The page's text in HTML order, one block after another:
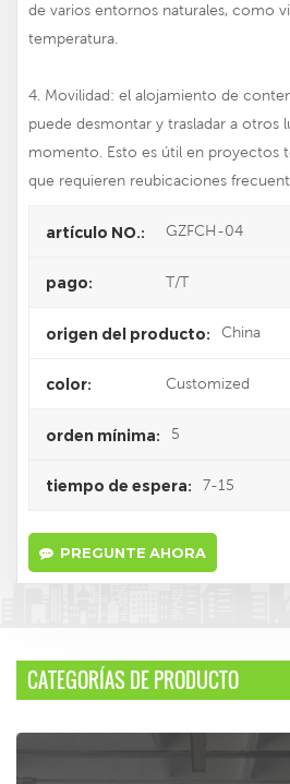
de varios entornos naturales, como
temperatura.
4. Movilidad: el alojamiento de
puede desmontar y trasladar a otros
momento. Esto es útil en proyectos
que requieren reubicaciones
artículo NO.: GZFCH-04
pago: T/T
origen del producto: China
color: Customized
orden mínima: 5
tiempo de espera: 7-15
PREGUNTE AHORA
CATEGORÍAS DE PRODUCTO